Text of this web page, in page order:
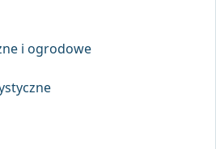
i ogrodowe